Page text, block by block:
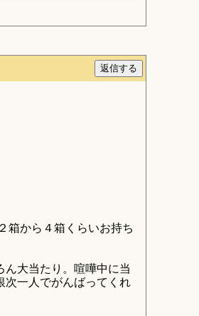
箱から４箱くらいお持ち
大当たり。喧嘩中に当
次一人でがんばってくれ